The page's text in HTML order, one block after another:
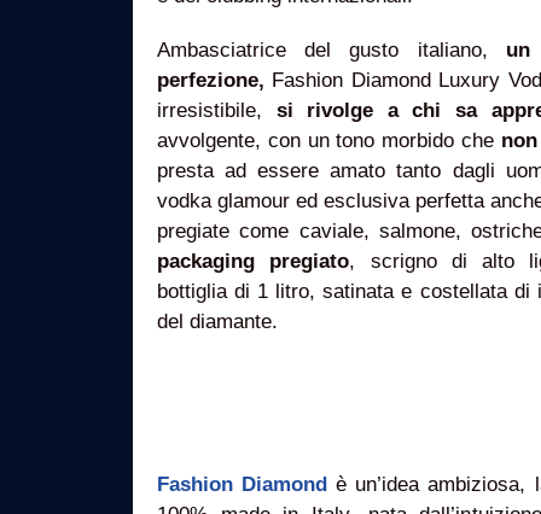
Ambasciatrice del gusto italiano,
perfezione, Fashion Diamond Luxury
irresistibile, si rivolge a chi sa
avvolgente, con un tono morbido che
presta ad essere amato tanto dagli
vodka glamour ed esclusiva perfetta
pregiate come caviale, salmone,
packaging pregiato, scrigno di alto
bottiglia di 1 litro, satinata e costellata di
del diamante.
Fashion Diamond è un’idea